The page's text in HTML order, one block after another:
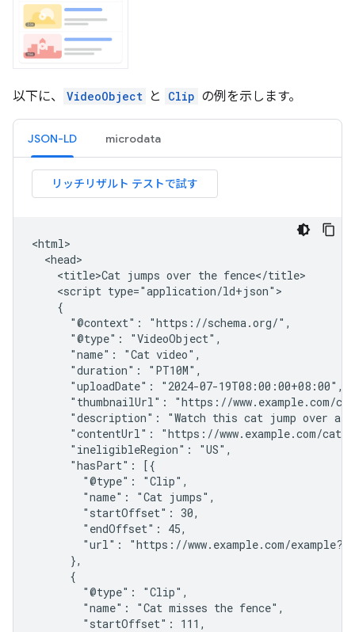
以下に、 VideoObject と Clip の例を示します。
JSON-LD microdata
<html>
  <head>
    <title>Cat jumps over the fence</title>
    <script type="application/ld+json">
    {
      "@context": "https://schema.org/",
      "@type": "VideoObject",
      "name": "Cat video",
      "duration": "PT10M",
      "uploadDate": "2024-07-19T08:00:00+08:00",
"thumbnailUrl": "https://www.example.com/
"description": "Watch this cat jump over a
"contentUrl": "https://www.example.com/
      "ineligibleRegion": "US",
      "hasPart": [{
        "@type": "Clip",
        "name": "Cat jumps",
        "startOffset": 30,
        "endOffset": 45,
"url": "https://www.example.com/
      },
      {
        "@type": "Clip",
        "name": "Cat misses the fence",
        "startOffset": 111,